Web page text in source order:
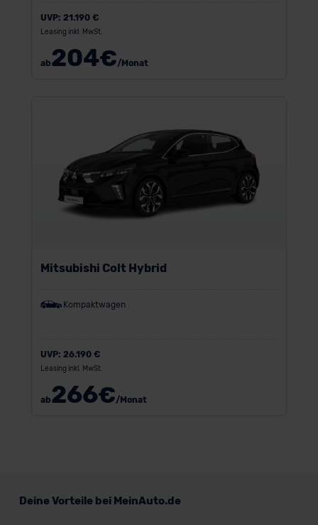
UVP: 21.190 €
Leasing inkl. MwSt.
ab204€/Monat
Mitsubishi Colt Hybrid
Kompaktwagen
UVP: 26.190 €
Leasing inkl. MwSt.
ab266€/Monat
Deine Vorteile bei MeinAuto.de